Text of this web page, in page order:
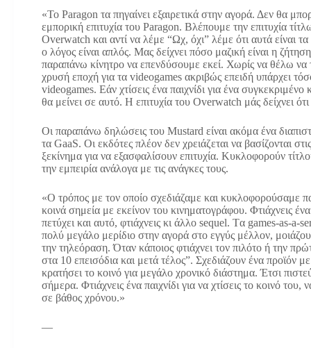
«Το Paragon τα πηγαίνει εξαιρετικά στην αγορά. Δεν θα
εμπορική επιτυχία του Paragon. Βλέπουμε την επιτυχία
Overwatch και αντί να λέμε “Ωχ, όχι” λέμε ότι αυτά είναι
ο λόγος είναι απλός. Μας δείχνει πόσο μαζική είναι η
παραπάνω κίνητρο να επενδύσουμε εκεί. Χωρίς να θέλω
χρυσή εποχή για τα videogames ακριβώς επειδή υπάρχει
videogames. Εάν χτίσεις ένα παιχνίδι για ένα
θα μείνει σε αυτό. Η επιτυχία του Overwatch μάς δείχνει
Οι παραπάνω δηλώσεις του Mustard είναι ακόμα ένα
τα GaaS. Οι εκδότες πλέον δεν χρειάζεται να βασίζονται
ξεκίνημα για να εξασφαλίσουν επιτυχία. Κυκλοφορούν
την εμπειρία ανάλογα με τις ανάγκες τους.
«Ο τρόπος με τον οποίο σχεδιάζαμε και κυκλοφορούσαμε
κοινά σημεία με εκείνον του κινηματογράφου. Φτιάχνεις
πετύχει και αυτό, φτιάχνεις κι άλλο sequel. Tα games-as-
πολύ μεγάλο μερίδιο στην αγορά στο εγγύς μέλλον,
την τηλεόραση. Όταν κάποιος φτιάχνει τον πιλότο ή την
στα 10 επεισόδια και μετά τέλος”. Σχεδιάζουν ένα προϊόν
κρατήσει το κοινό για μεγάλο χρονικό διάστημα. Έτσι
σήμερα. Φτιάχνεις ένα παιχνίδι για να χτίσεις το κοινό
σε βάθος χρόνου.»
—